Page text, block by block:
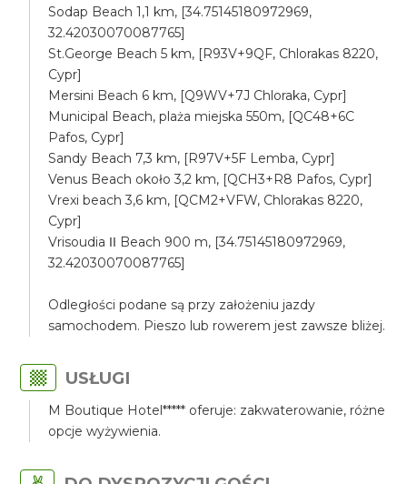
Sodap Beach 1,1 km, [34.75145180972969,
32.42030070087765]
St.George Beach 5 km, [R93V+9QF, Chlorakas 8220,
Cypr]
Mersini Beach 6 km, [Q9WV+7J Chloraka, Cypr]
Municipal Beach, plaża miejska 550m, [QC48+6C
Pafos, Cypr]
Sandy Beach 7,3 km, [R97V+5F Lemba, Cypr]
Venus Beach około 3,2 km, [QCH3+R8 Pafos, Cypr]
Vrexi beach 3,6 km, [QCM2+VFW, Chlorakas 8220,
Cypr]
Vrisoudia ΙΙ Beach 900 m, [34.75145180972969,
32.42030070087765]
Odległości podane są przy założeniu jazdy
samochodem. Pieszo lub rowerem jest zawsze bliżej.
USŁUGI
M Boutique Hotel***** oferuje: zakwaterowanie, różne
opcje wyżywienia.